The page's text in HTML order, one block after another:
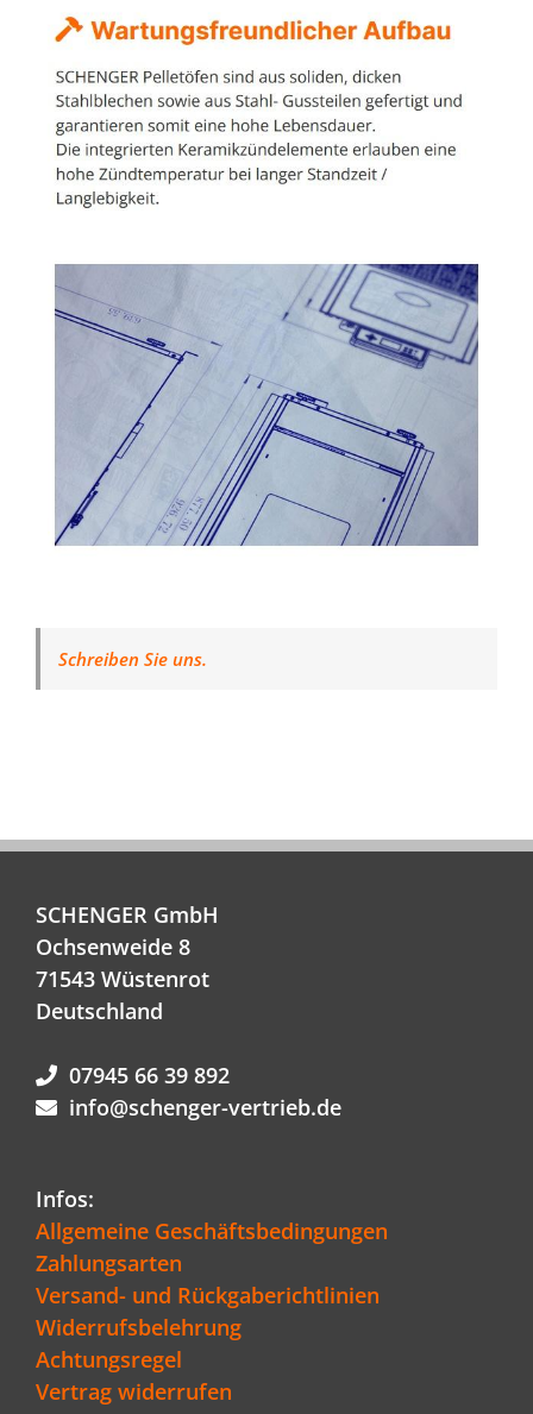
Schreiben Sie uns.
SCHENGER GmbH
Ochsenweide 8
71543 Wüstenrot
Deutschland
07945 66 39 892
info@schenger-vertrieb.de
Infos:
Allgemeine Geschäftsbedingungen
Zahlungsarten
Versand- und Rückgaberichtlinien
Widerrufsbelehrung
Achtungsregel
Vertrag widerrufen